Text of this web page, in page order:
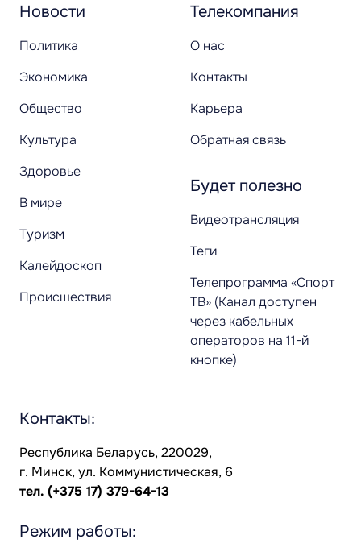
Новости
Политика
Экономика
Общество
Культура
Здоровье
В мире
Туризм
Калейдоскоп
Происшествия
Телекомпания
О нас
Контакты
Карьера
Обратная связь
Будет полезно
Видеотрансляция
Теги
Телепрограмма «Спорт
ТВ» (Канал доступен
через кабельных
операторов на 11-й
кнопке)
Контакты:
Республика Беларусь, 220029,
г. Минск, ул. Коммунистическая, 6
тел. (+375 17) 379-64-13
Режим работы: